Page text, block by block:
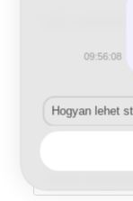
Enter
your
09:56:08
Hogyan lehet